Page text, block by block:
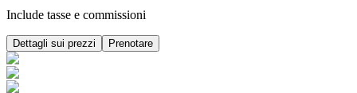
Include tasse e commissioni
Dettagli sui prezzi Prenotare